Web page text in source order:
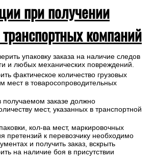
при получении
компаний
упаковку заказа на наличие следов
и любых механических повреждений.
фактическое количество грузовых
мест в товаросопроводительных
получаемом заказе должно
мест, указанных в транспортной
кол-ва мест, маркировочных
претензий к перевозчику необходимо
и получить заказ, вскрыть
на наличие боя в присутствии